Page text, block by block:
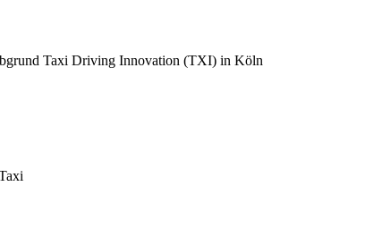
Taxi Driving Innovation (TXI) in Köln